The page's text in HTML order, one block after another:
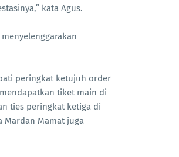
kata Agus.
peringkat ketujuh order
tiket main di
ties peringkat ketiga di
Mardan Mamat juga